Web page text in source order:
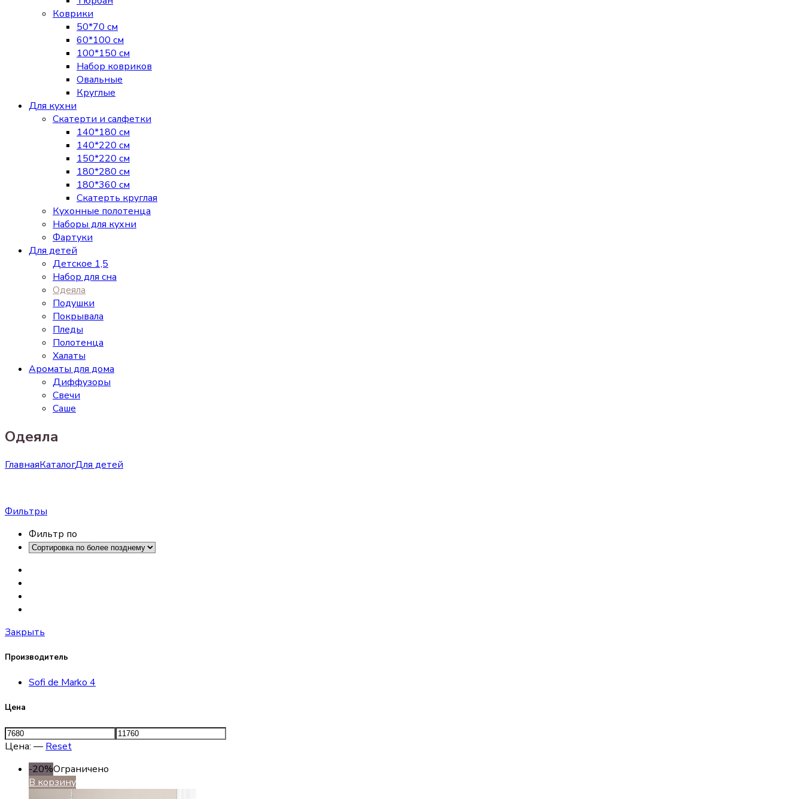
Коврики
50*70 см
60*100 см
100*150 см
Набор ковриков
Овальные
Круглые
Для кухни
Скатерти и салфетки
140*180 см
140*220 см
150*220 см
180*280 см
180*360 см
Скатерть круглая
Кухонные полотенца
Наборы для кухни
Фартуки
Для детей
Детское 1,5
Набор для сна
Одеяла
Подушки
Покрывала
Пледы
Полотенца
Халаты
Ароматы для дома
Диффузоры
Свечи
Cаше
Одеяла
ГлавнаяКаталогДля детей
Фильтры
Фильтр по
Закрыть
Производитель
Sofi de Marko 4
Цена
Цена: — Reset
-20%Ограничено
В корзину